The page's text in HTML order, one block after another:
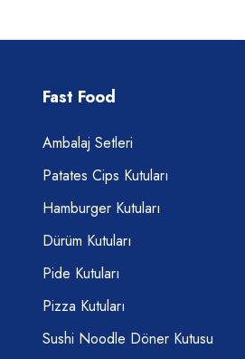
Fast Food
Ambalaj Setleri
Patates Cips Kutuları
Hamburger Kutuları
Dürüm Kutuları
Pide Kutuları
Pizza Kutuları
Sushi Noodle Döner Kutusu